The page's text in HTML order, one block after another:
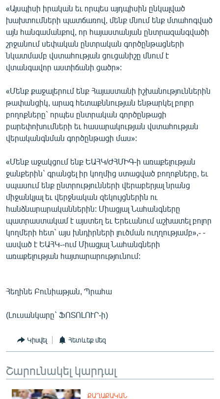
«Այսպիսի իրական եւ որպես այդպիսին ընկալված
խախտումների պատճառով, մենք մնում ենք մտահոգված
այն հանգամանքով, որ հայաստանյան ընտրազանգվածի
շրջանում սեփական ընտրական գործընթացների
նկատմամբ վստահության ցուցանիշը մնում է
վտանգավոր աստիճանի ցածր»:
«Մենք քաջալերում ենք Հայաստանի իշխանություններին
թափանցիկ, արագ հետաքննության ենթարկել բոլոր
բողոքները` որպես ընտրական գործընթացի
բարեփոխումների եւ հասարակության վստահության
վերականգնման գործընթացի մաս»:
«Մենք աջակցում ենք ԵԱՀԿ/ԺՀՄԻԳ-ի առաքելության
ջանքերին` գրանցել իր կողմից ստացված բողոքները, եւ
սպասում ենք ընտրությունների վերաբերյալ նրանց
միջանկյալ եւ վերջնական զեկույցներին ու
հանձնարարականներին: Միացյալ Նահանգները
պատրաստակամ է այստեղ եւ Երեւանում աշխատել բոլոր
կողմերի հետ` այս խնդիրների լուծման ուղղությամբ»,֊ -
ասված է ԵԱՀԿ֊-ում Միացյալ Նահանգների
առաքելության հայտարարությունում:
Հեղինե Բունիաթյան, Պրահա
(Լուսանկարը` ՖՈՏՈԼՈՒՐ-ի)
Կիսվել Հետևեք մեզ
Շարունակել կարդալ
ՔԱՂԱՔԱԿԱՆ